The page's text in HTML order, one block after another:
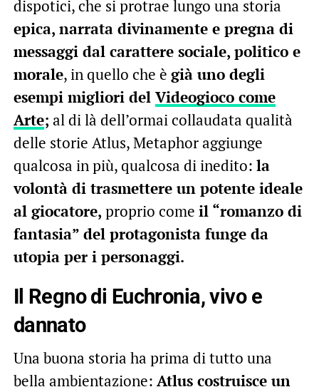
dispotici, che si protrae lungo una storia
epica, narrata divinamente e pregna di
messaggi dal carattere sociale, politico e
morale, in quello che è già uno degli
esempi migliori del Videogioco come
Arte; al di là dell’ormai collaudata qualità
delle storie Atlus, Metaphor aggiunge
qualcosa in più, qualcosa di inedito: la
volontà di trasmettere un potente ideale
al giocatore, proprio come il “romanzo di
fantasia” del protagonista funge da
utopia per i personaggi.
Il Regno di Euchronia, vivo e
dannato
Una buona storia ha prima di tutto una
bella ambientazione: Atlus costruisce un